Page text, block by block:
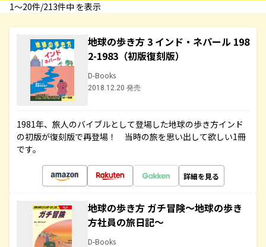
1〜20件/213件中 を表示
地球の歩き方 3 インド・ネパール 198
2-1983（初版復刻版）
D-Books
2018.12.20 発売
1981年、旅人のバイブルとして登場した地球の歩き方インド
の初版が復刻版で再登場！ 当時の旅を思い出して欲しい1冊
です。
詳細を見る
地球の歩き方 ガチ冒険～地球の歩き
方社員の旅日記～
D-Books